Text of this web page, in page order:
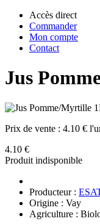
Accès direct
Commander
Mon compte
Contact
Jus
Prix de vente : 4.10 €
4.10 €
Produit indisponible
Producteur :
Origine : Vay
Agriculture :